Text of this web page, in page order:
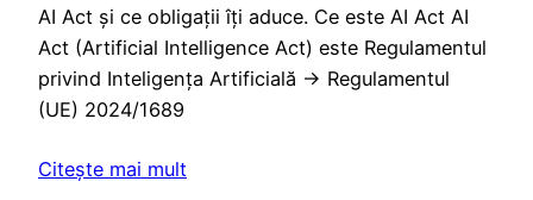
AI Act și ce obligații îți aduce. Ce este AI Act AI
Act (Artificial Intelligence Act) este Regulamentul
privind Inteligența Artificială → Regulamentul
(UE) 2024/1689
Citește mai mult